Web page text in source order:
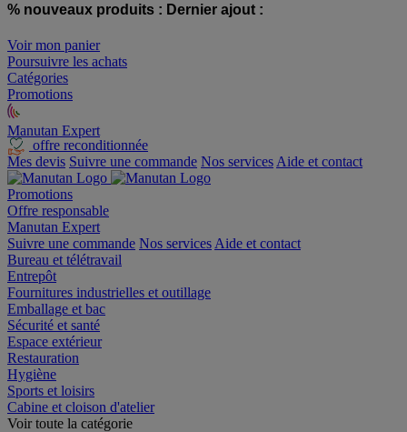
% nouveaux produits : Dernier ajout :
Voir mon panier
Poursuivre les achats
Catégories
Promotions
Manutan Expert
offre reconditionnée
Mes devis Suivre une commande Nos services Aide et contact
Promotions
Offre responsable
Manutan Expert
Suivre une commande Nos services Aide et contact
Bureau et télétravail
Entrepôt
Fournitures industrielles et outillage
Emballage et bac
Sécurité et santé
Espace extérieur
Restauration
Hygiène
Sports et loisirs
Cabine et cloison d'atelier
Voir toute la catégorie